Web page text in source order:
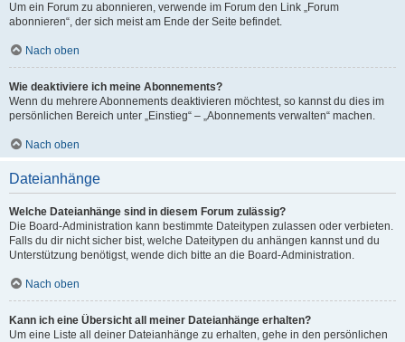
Um ein Forum zu abonnieren, verwende im Forum den Link „Forum
abonnieren“, der sich meist am Ende der Seite befindet.
Nach oben
Wie deaktiviere ich meine Abonnements?
Wenn du mehrere Abonnements deaktivieren möchtest, so kannst du dies im
persönlichen Bereich unter „Einstieg“ – „Abonnements verwalten“ machen.
Nach oben
Dateianhänge
Welche Dateianhänge sind in diesem Forum zulässig?
Die Board-Administration kann bestimmte Dateitypen zulassen oder verbieten.
Falls du dir nicht sicher bist, welche Dateitypen du anhängen kannst und du
Unterstützung benötigst, wende dich bitte an die Board-Administration.
Nach oben
Kann ich eine Übersicht all meiner Dateianhänge erhalten?
Um eine Liste all deiner Dateianhänge zu erhalten, gehe in den persönlichen